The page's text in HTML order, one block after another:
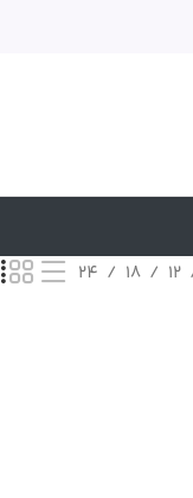
12
18
24